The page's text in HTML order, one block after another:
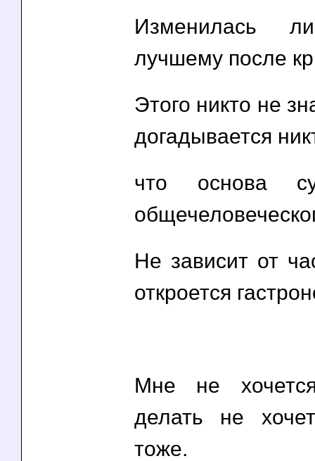
Изменилась
лучшему после
Этого никто не
догадывается
что основа
Не зависит от
откроется
Мне не
делать не
тоже.